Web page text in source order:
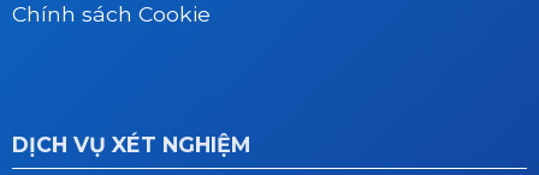
Chính sách Cookie
DỊCH VỤ XÉT NGHIỆM